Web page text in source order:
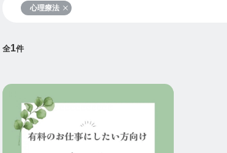
心理療法
全1件